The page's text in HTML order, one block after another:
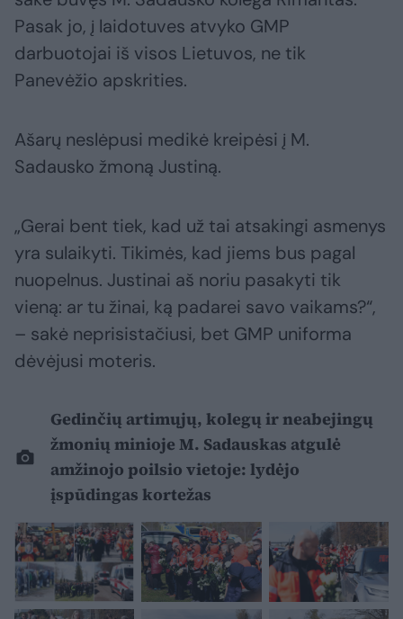
Pasak jo, į laidotuves atvyko GMP
darbuotojai iš visos Lietuvos, ne tik
Panevėžio apskrities.
Ašarų neslėpusi medikė kreipėsi į M.
Sadausko žmoną Justiną.
„Gerai bent tiek, kad už tai atsakingi asmenys
yra sulaikyti. Tikimės, kad jiems bus pagal
nuopelnus. Justinai aš noriu pasakyti tik
vieną: ar tu žinai, ką padarei savo vaikams?“,
– sakė neprisistačiusi, bet GMP uniforma
dėvėjusi moteris.
Gedinčių artimųjų, kolegų ir neabejingų
žmonių minioje M. Sadauskas atgulė
amžinojo poilsio vietoje: lydėjo
įspūdingas kortežas